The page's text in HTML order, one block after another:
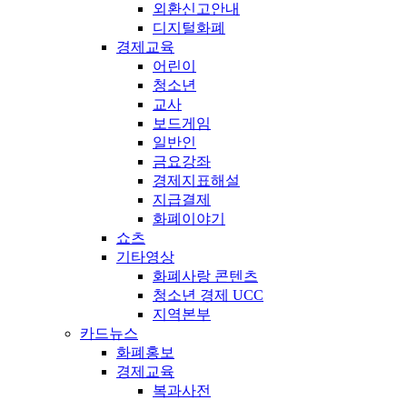
외환신고안내
디지털화폐
경제교육
어린이
청소년
교사
보드게임
일반인
금요강좌
경제지표해설
지급결제
화폐이야기
쇼츠
기타영상
화폐사랑 콘텐츠
청소년 경제 UCC
지역본부
카드뉴스
화폐홍보
경제교육
복과사전